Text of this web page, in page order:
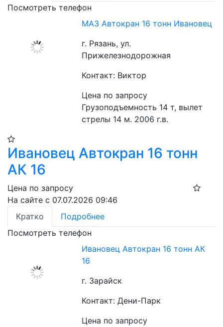
Посмотреть телефон
МАЗ Автокран 16 тонн Ивановец
г. Рязань, ул.
Прижелезнодорожная
Контакт: Виктор
Цена по запросу
Грузоподъемность 14 т, вылет
стрелы 14 м. 2006 г.в.
Ивановец Автокран 16 тонн
АК 16
Цена по запросу
На сайте с 07.07.2026 09:46
Кратко
Подробнее
Посмотреть телефон
Ивановец Автокран 16 тонн АК
16
г. Зарайск
Контакт: Дени-Парк
Цена по запросу